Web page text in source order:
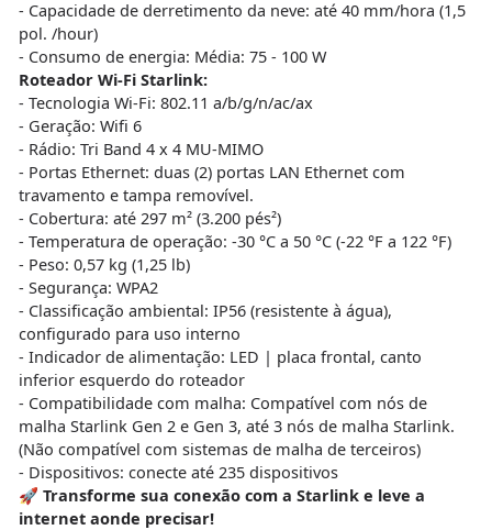
- Capacidade de derretimento da neve: até 40 mm/hora (1,5
pol. /hour)
- Consumo de energia: Média: 75 - 100 W
Roteador Wi-Fi Starlink:
- Tecnologia Wi-Fi: 802.11 a/b/g/n/ac/ax
- Geração: Wifi 6
- Rádio: Tri Band 4 x 4 MU-MIMO
- Portas Ethernet: duas (2) portas LAN Ethernet com
travamento e tampa removível.
- Cobertura: até 297 m² (3.200 pés²)
- Temperatura de operação: -30 °C a 50 °C (-22 °F a 122 °F)
- Peso: 0,57 kg (1,25 lb)
- Segurança: WPA2
- Classificação ambiental: IP56 (resistente à água),
configurado para uso interno
- Indicador de alimentação: LED | placa frontal, canto
inferior esquerdo do roteador
- Compatibilidade com malha: Compatível com nós de
malha Starlink Gen 2 e Gen 3, até 3 nós de malha Starlink.
(Não compatível com sistemas de malha de terceiros)
- Dispositivos: conecte até 235 dispositivos
🚀 Transforme sua conexão com a Starlink e leve a
internet aonde precisar!